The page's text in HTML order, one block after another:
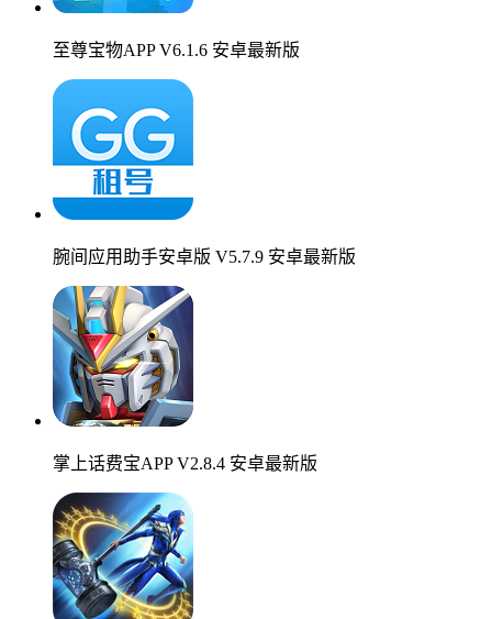
至尊宝物APP V6.1.6 安卓最新版
腕间应用助手安卓版 V5.7.9 安卓最新版
掌上话费宝APP V2.8.4 安卓最新版